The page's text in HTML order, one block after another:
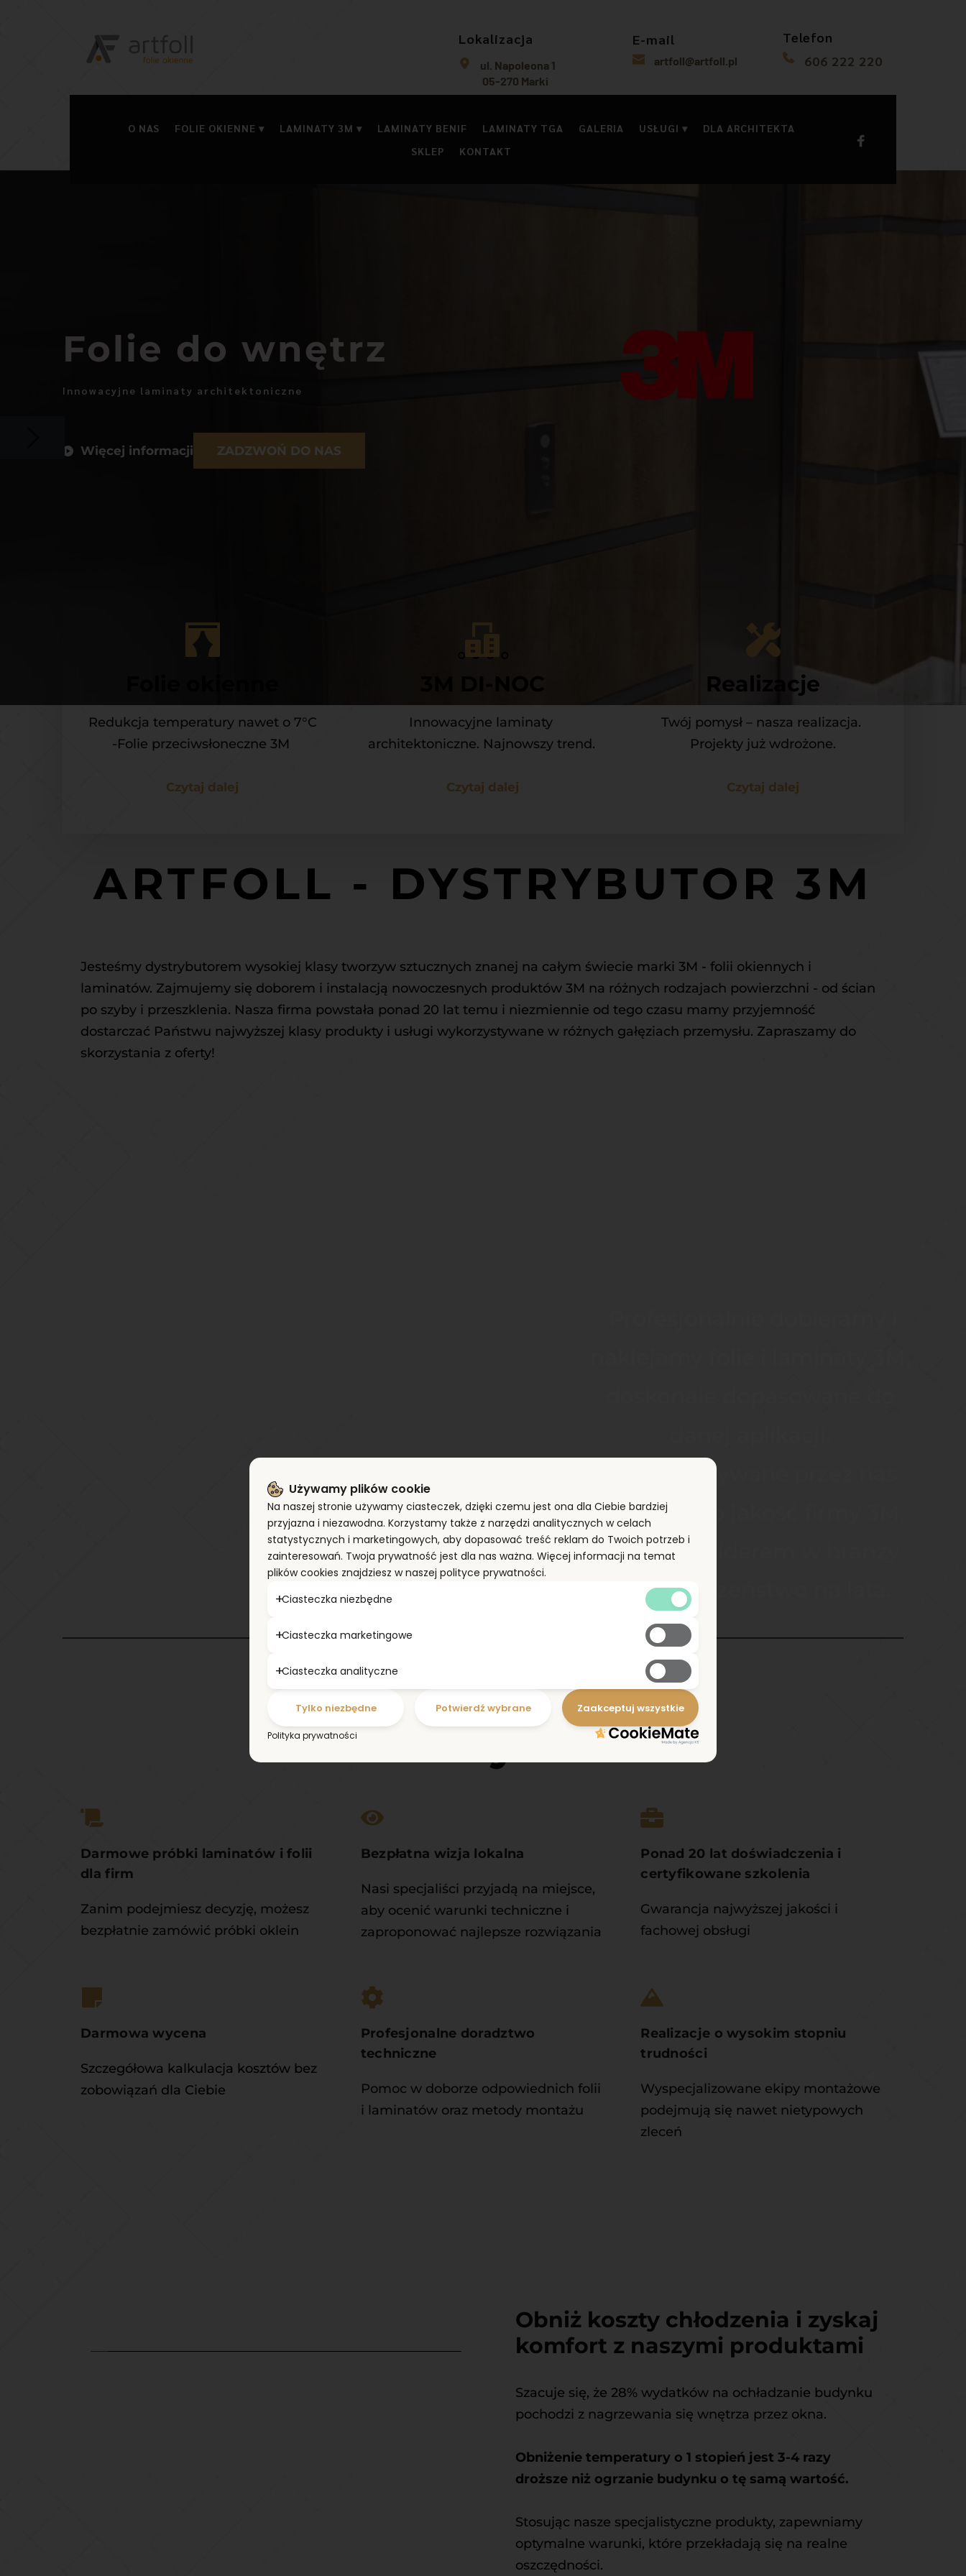
Lokalizacja
ul. Napoleona 1
05-270 Marki
E-mail
artfoll@artfoll.pl
Telefon
606 222 220
O NAS FOLIE OKIENNE LAMINATY 3M LAMINATY BENIF LAMINATY TGA GALERIA USŁUGI
DLA ARCHITEKTA
SKLEP
KONTAKT
Folie do wnętrz
Innowacyjne laminaty architektoniczne
Więcej informacji ZADZWOŃ DO NAS
Redukcja temperatury nawet o 7°C
-Folie przeciwsłoneczne 3M
Czytaj dalej
Innowacyjne laminaty
Czytaj dalej
Realizacje
Twój pomysł – nasza realizacja.
Projekty już wdrożone.
Czytaj dalej
ARTFOLL - DYSTRYBUTOR 3M
Jesteśmy dystrybutorem wysokiej klasy tworzyw sztucznych znanej na całym świecie marki 3M - folii okiennych i
laminatów. Zajmujemy się doborem i instalacją nowoczesnych produktów 3M na różnych rodzajach powierzchni - od ścian
po szyby i przeszklenia. Nasza firma powstała ponad 20 lat temu i niezmiennie od tego czasu mamy przyjemność
dostarczać Państwu najwyższej klasy produkty i usługi wykorzystywane w różnych gałęziach przemysłu. Zapraszamy do
skorzystania z oferty!
Wykorzystywane przez nas
materiały to jakość firmy 3M
która jest liderem w branży
i bezpieczeństwo na lata.
Co nas wyróżnia?
Darmowe próbki laminatów i folii
dla firm
Zanim podejmiesz decyzję, możesz
bezpłatnie zamówić próbki oklein
Bezpłatna wizja lokalna
Nasi specjaliści przyjadą na miejsce,
aby ocenić warunki techniczne i
zaproponować najlepsze rozwiązania
Ponad 20 lat doświadczenia i
certyfikowane szkolenia
Gwarancja najwyższej jakości i
fachowej obsługi
Darmowa wycena
Szczegółowa kalkulacja kosztów bez
zobowiązań dla Ciebie
Profesjonalne doradztwo
techniczne
Pomoc w doborze odpowiednich folii
i laminatów oraz metody montażu
Realizacje o wysokim stopniu
trudności
Wyspecjalizowane ekipy montażowe
podejmują się nawet nietypowych
zleceń
Obniż koszty chłodzenia i zyskaj
komfort z naszymi produktami
Szacuje się, że 28% wydatków na ochładzanie budynku
pochodzi z nagrzewania się wnętrza przez okna.
Obniżenie temperatury o 1 stopień jest 3-4 razy
droższe niż ogrzanie budynku o tę samą wartość.
Stosując nasze specjalistyczne produkty, zapewniamy
optymalne warunki, które przekładają się na realne
oszczędności.
Używamy plików cookie
Na naszej stronie używamy ciasteczek, dzięki czemu jest ona dla Ciebie bardziej
przyjazna i niezawodna. Korzystamy także z narzędzi analitycznych w celach
statystycznych i marketingowych, aby dopasować treść reklam do Twoich potrzeb i
zainteresowań. Twoja prywatność jest dla nas ważna. Więcej informacji na temat
plików cookies znajdziesz w naszej polityce prywatności.
Ciasteczka niezbędne
Ciasteczka marketingowe
Ciasteczka analityczne
Tylko niezbędne Potwierdź wybrane Zaakceptuj wszystkie
Polityka prywatności